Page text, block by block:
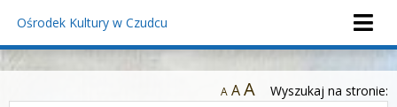
Ośrodek Kultury w Czudcu
A AA Wyszukaj na stronie: